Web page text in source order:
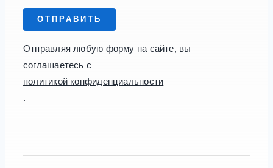
ОТПРАВИТЬ
Отправляя любую форму на сайте, вы
соглашаетесь с
политикой конфиденциальности
.